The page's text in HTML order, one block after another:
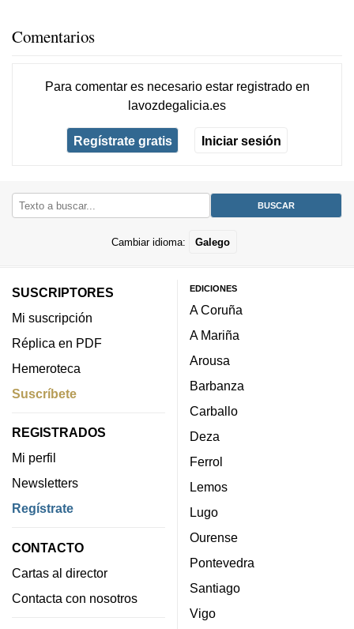
Comentarios
Para comentar es necesario estar registradoen
lavozdegalicia.es
Regístrate gratis Iniciar sesión
Cambiar idioma: Galego
SUSCRIPTORES
Mi suscripción
Réplica en PDF
Hemeroteca
Suscríbete
REGISTRADOS
Mi perfil
Newsletters
Regístrate
CONTACTO
Cartas al director
Contacta con nosotros
EDICIONES
A Coruña
A Mariña
Arousa
Barbanza
Carballo
Deza
Ferrol
Lemos
Lugo
Ourense
Pontevedra
Santiago
Vigo